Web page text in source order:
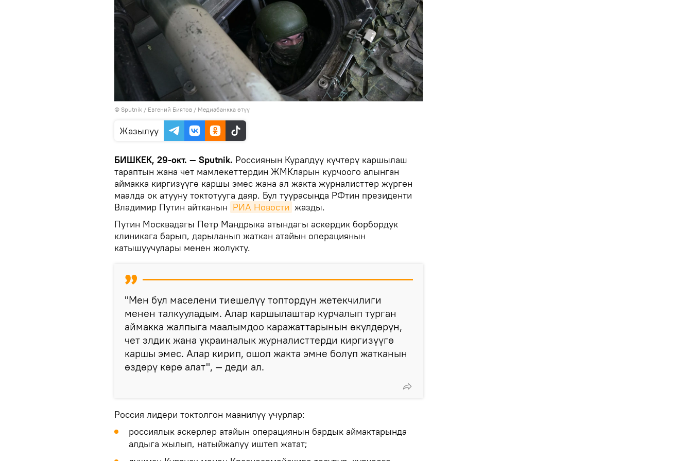
© Sputnik / Евгений Биятов / Медиабанкка өтүү
Жазылуу
БИШКЕК, 29-окт. — Sputnik. Россиянын Куралдуу күчтөрү каршылаш
тараптын жана чет мамлекеттердин ЖМКларын курчоого алынган
аймакка киргизүүгө каршы эмес жана ал жакта журналисттер жүргөн
маалда ок атууну токтотууга даяр. Бул туурасында РФтин президенти
Владимир Путин айтканын РИА Новости жазды.
Путин Москвадагы Петр Мандрыка атындагы аскердик борбордук
клиникага барып, дарыланып жаткан атайын операциянын
катышуучулары менен жолукту.
"Мен бул маселени тиешелүү топтордун жетекчилиги
менен талкууладым. Алар каршылаштар курчалып турган
аймакка жалпыга маалымдоо каражаттарынын өкүлдөрүн,
чет элдик жана украиналык журналисттерди киргизүүгө
каршы эмес. Алар кирип, ошол жакта эмне болуп жатканын
өздөрү көрө алат", — деди ал.
Россия лидери токтолгон маанилүү учурлар:
россиялык аскерлер атайын операциянын бардык аймактарында
алдыга жылып, натыйжалуу иштеп жатат;